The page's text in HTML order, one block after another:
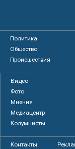
Политика
Общество
Происшествия
Видео
Фото
Мнения
Медиацентр
Колумнисты
Контакты